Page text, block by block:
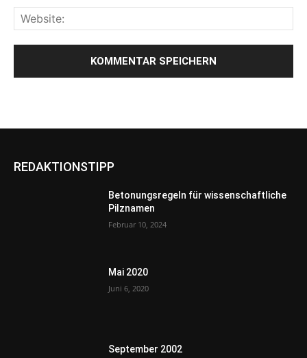
REDAKTIONSTIPP
Betonungsregeln für wissenschaftliche
Pilznamen
Februar 10, 2024
Mai 2020
Juni 6, 2020
September 2002